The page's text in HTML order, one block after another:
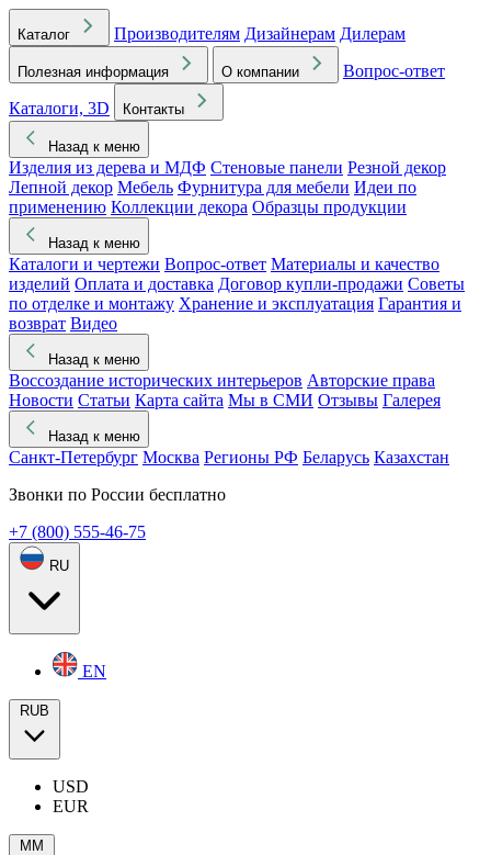
Каталог Производителям Дизайнерам Дилерам
Полезная информация О компании
Вопрос-ответ
Каталоги, 3D
Контакты
Назад к меню
Изделия из дерева и МДФ Стеновые панели Резной декор
Лепной декор Мебель Фурнитура для мебели Идеи по
применению Коллекции декора Образцы продукции
Назад к меню
Каталоги и чертежи Вопрос-ответ Материалы и качество
изделий Оплата и доставка Договор купли-продажи Советы
по отделке и монтажу Хранение и эксплуатация Гарантия и
возврат Видео
Назад к меню
Воссоздание исторических интерьеров Авторские права
Новости Статьи Карта сайта Мы в СМИ Отзывы Галерея
Назад к меню
Санкт-Петербург Москва Регионы РФ Беларусь Казахстан
Звонки по России бесплатно
+7 (800) 555-46-75
RU
EN
RUB
USD
EUR
ММ